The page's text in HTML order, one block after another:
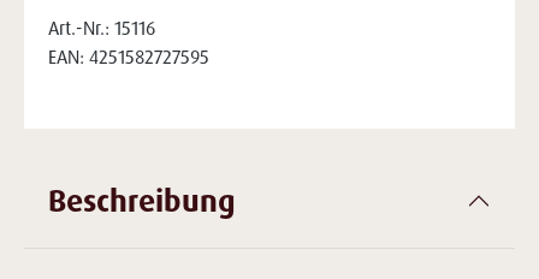
Art.-Nr.: 15116
EAN: 4251582727595
Beschreibung